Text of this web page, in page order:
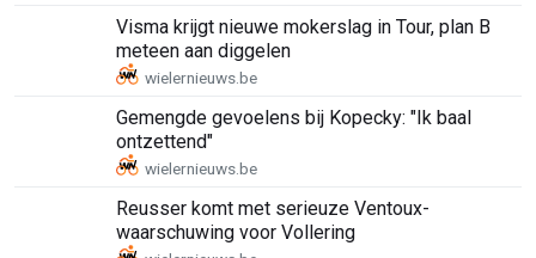
Visma krijgt nieuwe mokerslag in Tour, plan B
meteen aan diggelen
Gemengde gevoelens bij Kopecky: "Ik baal
ontzettend"
Reusser komt met serieuze Ventoux-
waarschuwing voor Vollering